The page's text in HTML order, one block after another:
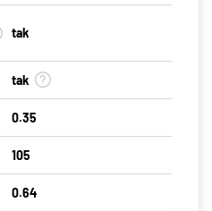
tak
tak
0.35
105
0.64